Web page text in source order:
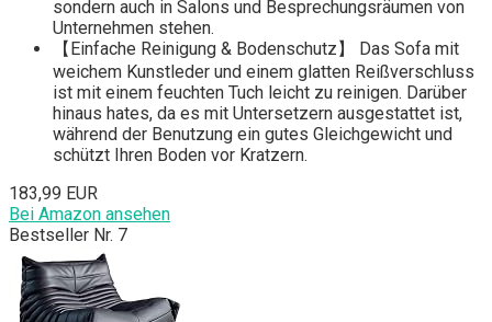
sondern auch in Salons und Besprechungsräumen von
Unternehmen stehen.
【Einfache Reinigung & Bodenschutz】 Das Sofa mit
weichem Kunstleder und einem glatten Reißverschluss
ist mit einem feuchten Tuch leicht zu reinigen. Darüber
hinaus hates, da es mit Untersetzern ausgestattet ist,
während der Benutzung ein gutes Gleichgewicht und
schützt Ihren Boden vor Kratzern.
183,99 EUR
Bei Amazon ansehen
Bestseller Nr. 7